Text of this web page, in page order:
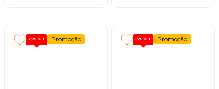
23% OFF Promoção 15% OFF Promoção